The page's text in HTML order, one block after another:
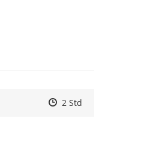
Zeitpunkt des
Zeitpunkt des
2 StdZur Äußerung